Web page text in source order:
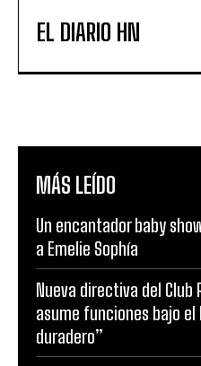
EL DIARIO HN
MÁS LEÍDO
Un encantador baby
a Emelie Sophía
Nueva directiva del Club
asume funciones bajo
duradero”